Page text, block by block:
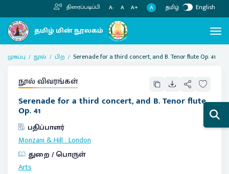
திரைப்படிப்பி A- A A+ A தமிழ் English
முகப்பு நூல் பிற Serenade for a third concert, and B. Tenor flute Op. 41
நூல் விவரங்கள்
Serenade for a third concert, and B. Tenor flute
Op. 41
பதிப்பாளர்
Monzani & Hill:London
துறை / பொருள்
Arts